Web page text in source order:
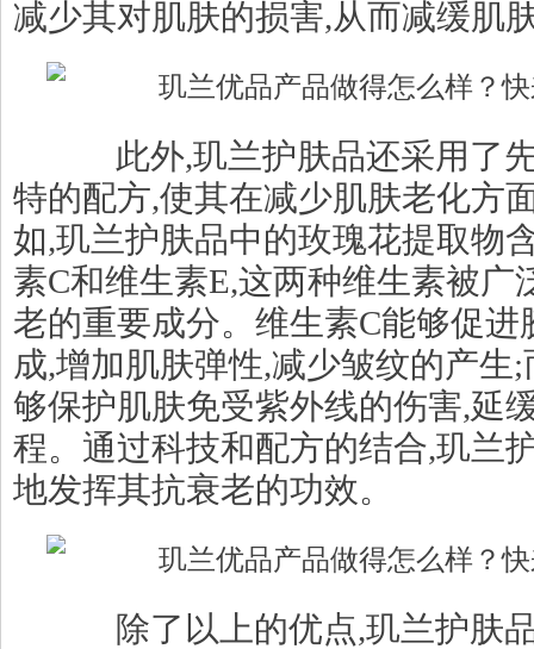
减少其对肌肤的损害,从而减缓肌
此外,玑兰护肤品还采用了
特的配方,使其在减少肌肤老化方
如,玑兰护肤品中的玫瑰花提取物
素C和维生素E,这两种维生素被广
老的重要成分。维生素C能够促进
成,增加肌肤弹性,减少皱纹的产生
够保护肌肤免受紫外线的伤害,延
程。通过科技和配方的结合,玑兰
地发挥其抗衰老的功效。
除了以上的优点,玑兰护肤